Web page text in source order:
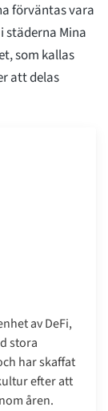
förväntas vara
städerna Mina
som kallas
att delas
av DeFi,
stora
har skaffat
efter att
åren.